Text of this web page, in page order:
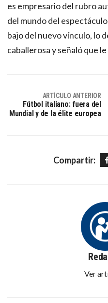
es empresario del rubro
del mundo del
bajo del nuevo vínculo, lo
caballerosa y señaló que
ARTÍCULO ANTERIOR
Fútbol italiano: fuera del
Mundial y de la élite europea
Compartir:
Ver